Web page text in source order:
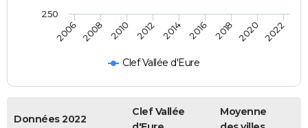
Clef Vallée d'Eure
2006 2008 2010 2012 2014 2016 2018 2020 2022
250
Données 2022
Clef Vallée
Moyenne